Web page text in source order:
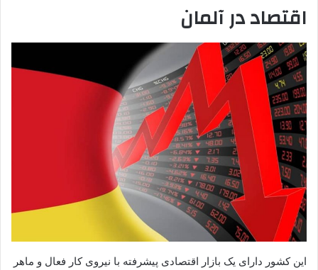
اقتصاد در آلمان
این کشور دارای یک بازار اقتصادی پیشرفته با نیروی کار فعال و ماهر